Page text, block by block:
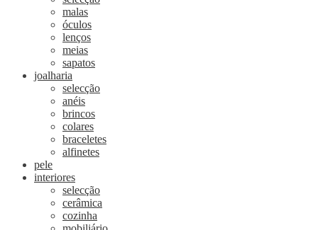
malas
óculos
lenços
meias
sapatos
joalharia
selecção
anéis
brincos
colares
braceletes
alfinetes
pele
interiores
selecção
cerâmica
cozinha